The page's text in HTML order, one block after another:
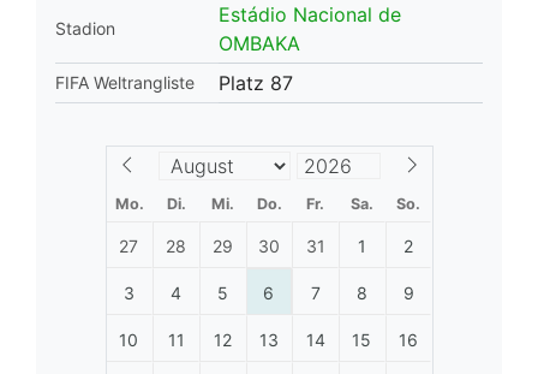
Stadion
Estádio Nacional de
OMBAKA
FIFA Weltrangliste Platz 87
Mo. Di. Mi. Do. Fr. Sa. So.
27 28 29 30 31 1 2
3 4 5 6 7 8 9
10 11 12 13 14 15 16